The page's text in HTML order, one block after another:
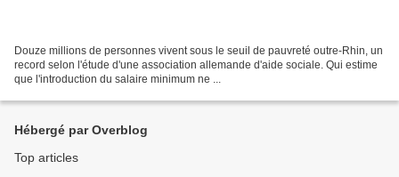
Douze millions de personnes vivent sous le seuil de pauvreté outre-Rhin, un
record selon l'étude d'une association allemande d'aide sociale. Qui estime
que l'introduction du salaire minimum ne ...
Hébergé par Overblog
Top articles